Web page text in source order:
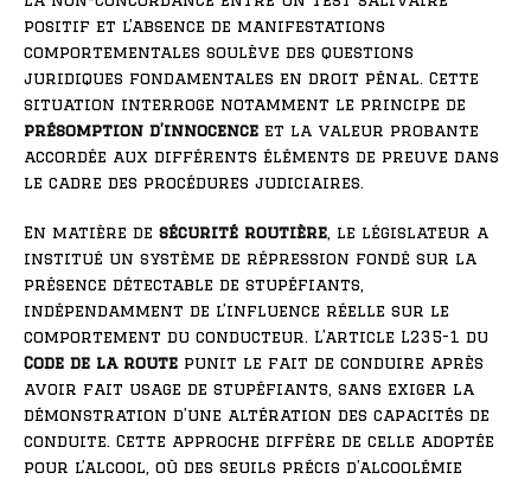
positif et l’absence de manifestations
comportementales soulève des questions
juridiques fondamentales en droit pénal. Cette
situation interroge notamment le principe de
présomption d’innocence et la valeur probante
accordée aux différents éléments de preuve dans
le cadre des procédures judiciaires.
En matière de sécurité routière , le législateur a
institué un système de répression fondé sur la
présence détectable de stupéfiants,
indépendamment de l’influence réelle sur le
comportement du conducteur. L’article L235-1 du
Code de la route punit le fait de conduire après
avoir fait usage de stupéfiants, sans exiger la
démonstration d’une altération des capacités de
conduite. Cette approche diffère de celle adoptée
pour l’alcool, où des seuils précis d’alcoolémie